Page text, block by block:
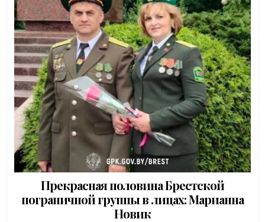
Прекрасная половина Брестской
пограничной группы в лицах: Марианна
Новик